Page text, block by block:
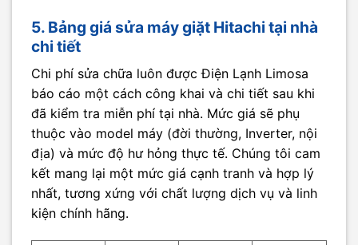
5. Bảng giá sửa máy giặt Hitachi tại nhà
chi tiết
Chi phí sửa chữa luôn được Điện Lạnh Limosa
báo cáo một cách công khai và chi tiết sau khi
đã kiểm tra miễn phí tại nhà. Mức giá sẽ phụ
thuộc vào model máy (đời thường, Inverter, nội
địa) và mức độ hư hỏng thực tế. Chúng tôi cam
kết mang lại một mức giá cạnh tranh và hợp lý
nhất, tương xứng với chất lượng dịch vụ và linh
kiện chính hãng.